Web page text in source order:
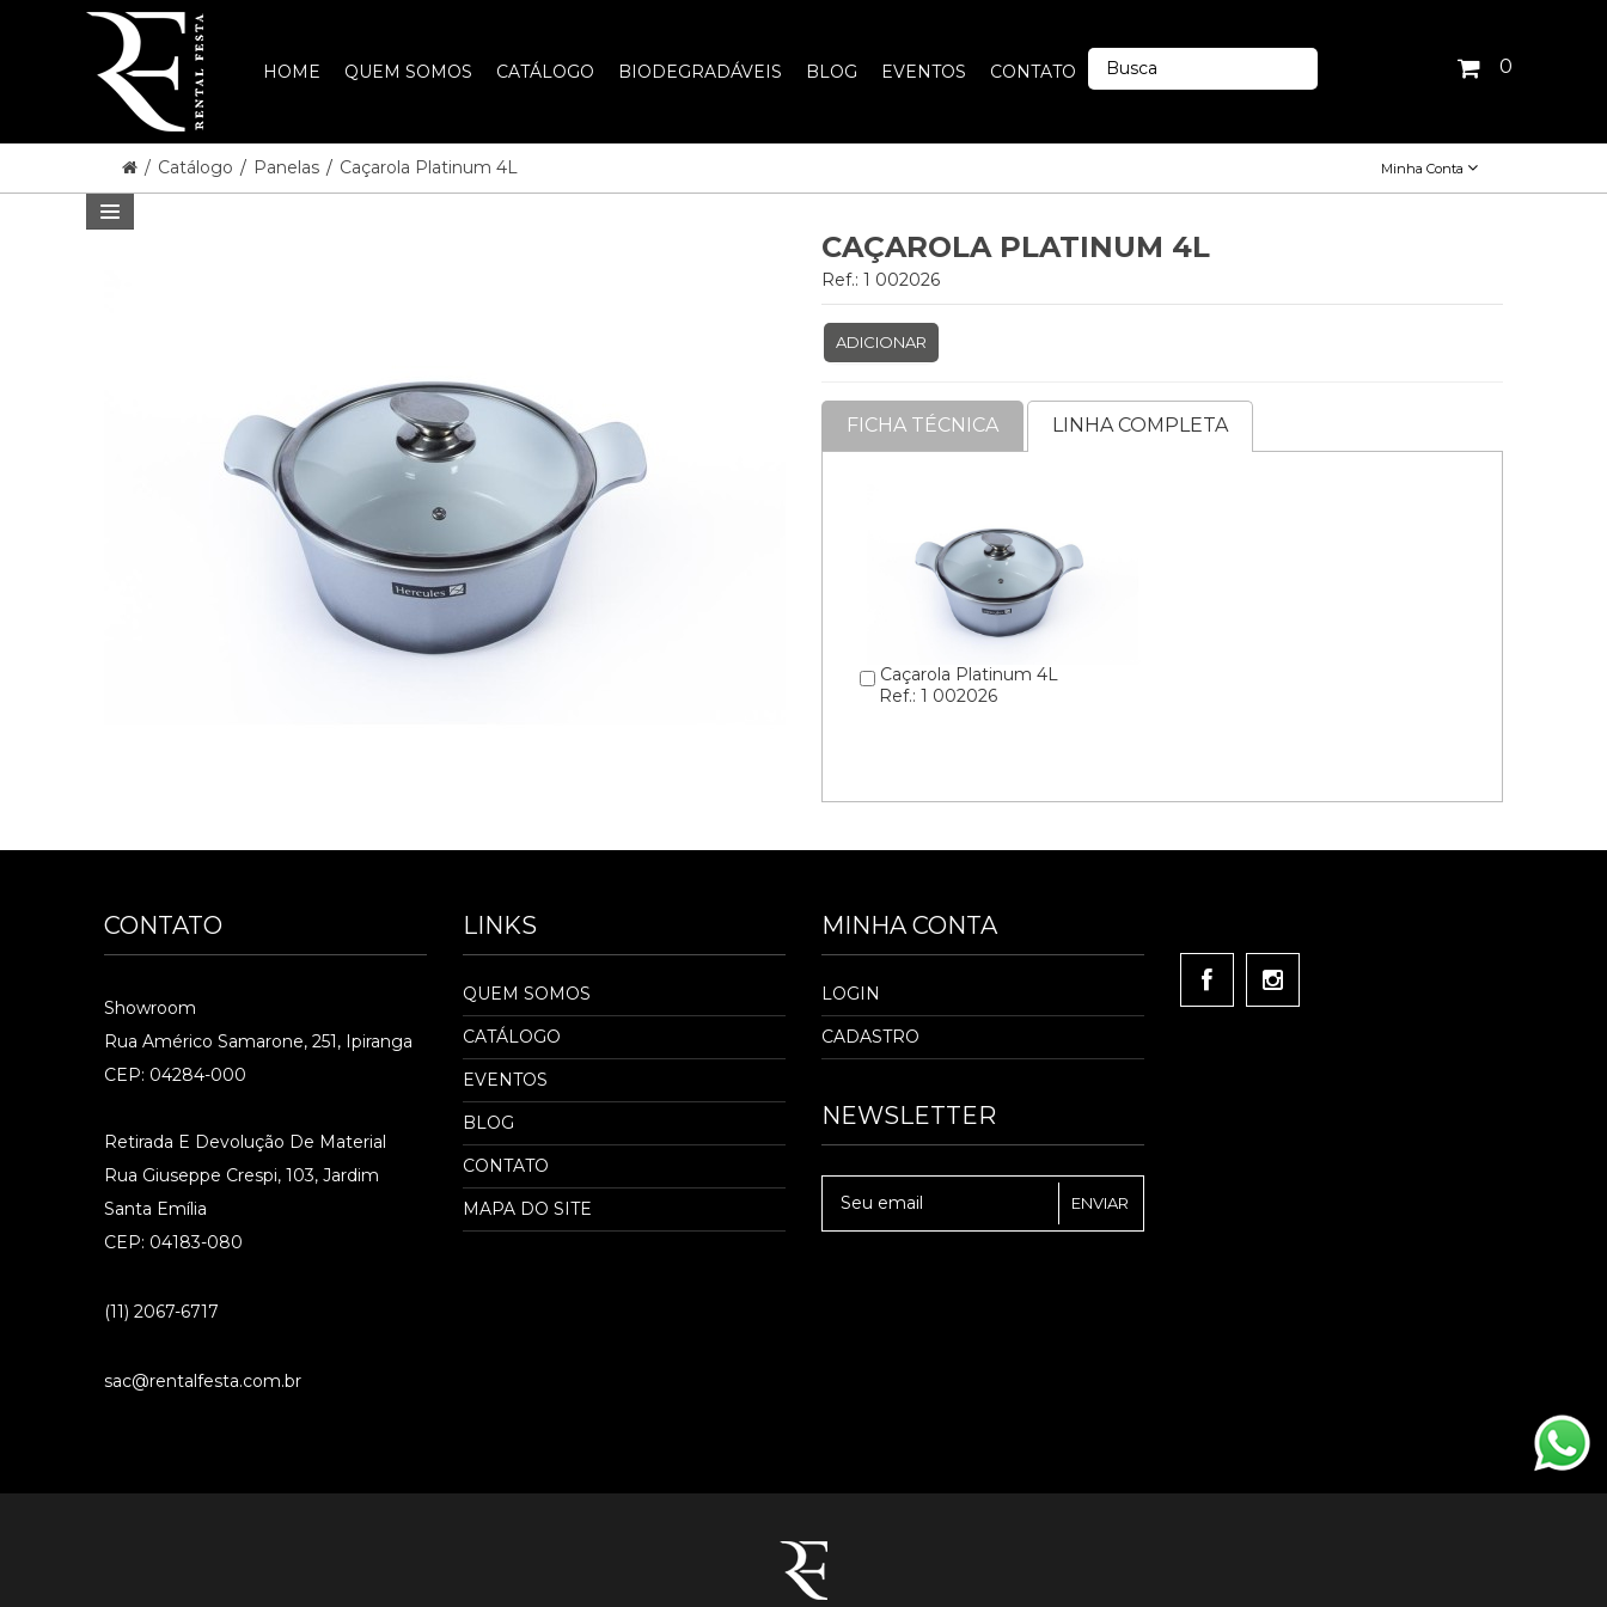
HOME QUEM SOMOS CATÁLOGO BIODEGRADÁVEIS BLOG EVENTOS CONTATO 0
/ Catálogo / Panelas / Caçarola Platinum 4L Minha Conta
CAÇAROLA PLATINUM 4L
Ref.: 1 002026
ADICIONAR
FICHA TÉCNICA LINHA COMPLETA
Caçarola Platinum 4L
Ref.: 1 002026
CONTATO
Showroom
Rua Américo Samarone, 251, Ipiranga
CEP: 04284-000
Retirada E Devolução De Material
Rua Giuseppe Crespi, 103, Jardim
Santa Emília
CEP: 04183-080
(11) 2067-6717
sac@rentalfesta.com.br
LINKS
QUEM SOMOS
CATÁLOGO
EVENTOS
BLOG
CONTATO
MAPA DO SITE
MINHA CONTA
LOGIN
CADASTRO
NEWSLETTER